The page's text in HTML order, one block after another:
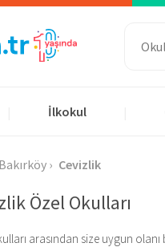
İlkokul
Bakırköy Cevizlik
Özel Okulları
arasından size uygun